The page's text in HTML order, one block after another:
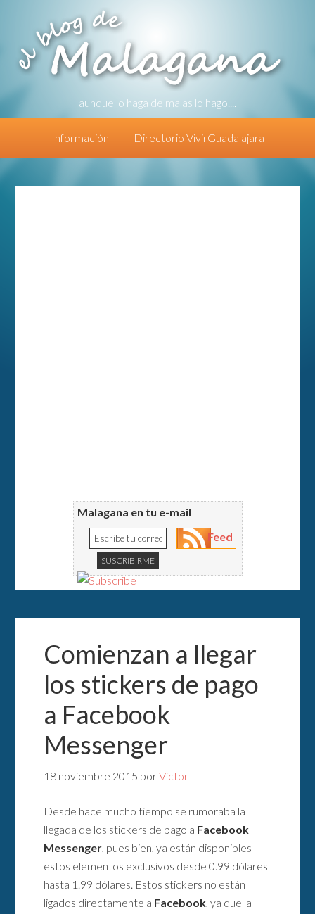
aunque lo haga de malas lo hago....
Información Directorio VivirGuadalajara
Malagana en tu e-mail
Feed
Comienzan a llegar
los stickers de pago
a Facebook
Messenger
18 noviembre 2015 porVictor
Desde hace mucho tiempo se rumoraba la
llegada de los stickers de pago a Facebook
Messenger, pues bien, ya están disponibles
estos elementos exclusivos desde 0.99 dólares
hasta 1.99 dólares. Estos stickers no están
ligados directamente a Facebook, ya que la